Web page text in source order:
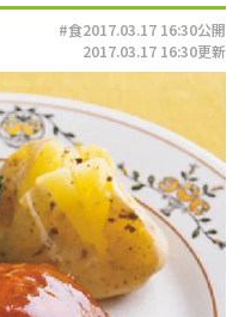
#食2017.03.17 16:30公開
2017.03.17 16:30更新